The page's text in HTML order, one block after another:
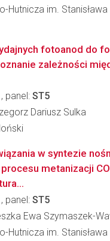
Hutnicza im.
fotoanod do
zależności
, panel: ST5
Dariusz Sulka
w syntezie
metanizacji
, panel: ST5
Ewa Szymaszek-
Hutnicza im.